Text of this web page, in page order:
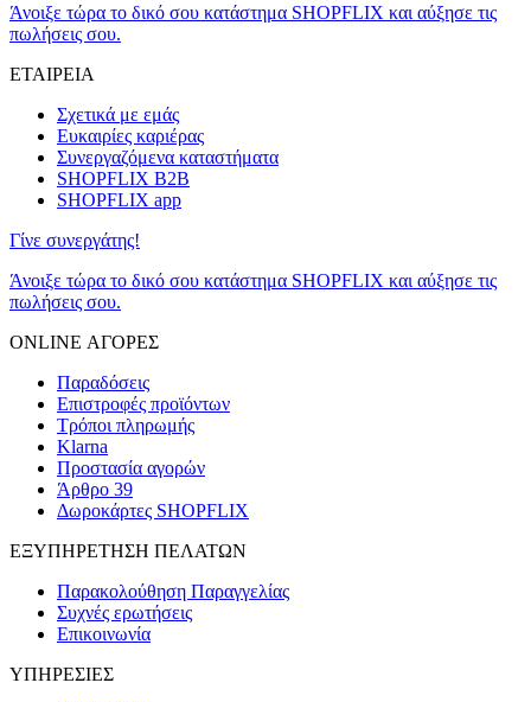
Άνοιξε τώρα το δικό σου κατάστημα SHOPFLIX και αύξησε τις
πωλήσεις σου.
ΕΤΑΙΡΕΙΑ
Σχετικά με εμάς
Ευκαιρίες καριέρας
Συνεργαζόμενα καταστήματα
SHOPFLIX B2B
SHOPFLIX app
Γίνε συνεργάτης!
Άνοιξε τώρα το δικό σου κατάστημα SHOPFLIX και αύξησε τις
πωλήσεις σου.
ONLINE ΑΓΟΡΕΣ
Παραδόσεις
Επιστροφές προϊόντων
Τρόποι πληρωμής
Klarna
Προστασία αγορών
Άρθρο 39
Δωροκάρτες SHOPFLIX
ΕΞΥΠΗΡΕΤΗΣΗ ΠΕΛΑΤΩΝ
Παρακολούθηση Παραγγελίας
Συχνές ερωτήσεις
Επικοινωνία
ΥΠΗΡΕΣΙΕΣ